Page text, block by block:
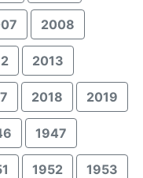
2008
2013
2018 2019
1947
1952 1953